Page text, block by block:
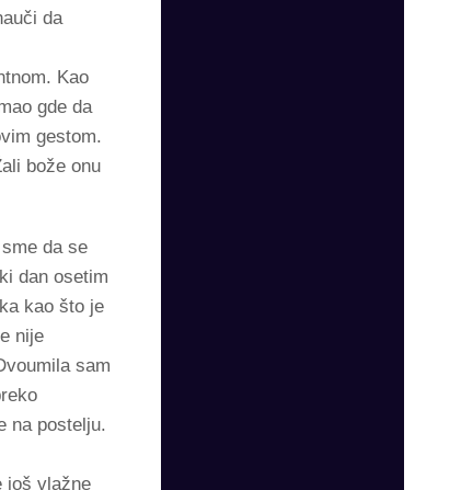
da
Kao
gde da
gestom.
bože onu
da se
dan osetim
kao što je
nije
sam
na postelju.
još vlažne